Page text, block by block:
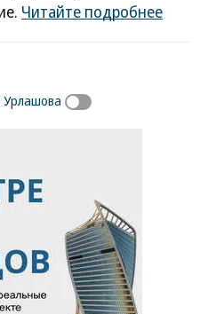
Читайте подробнее
Урлашова